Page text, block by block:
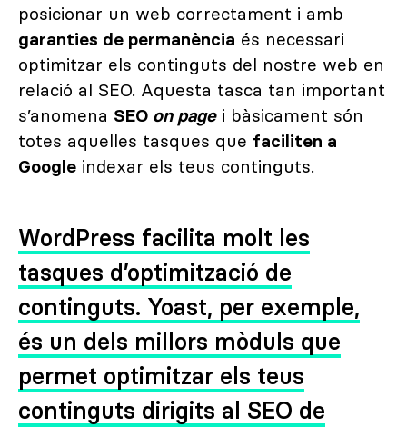
posicionar un web correctament i amb
garanties de permanència és necessari
optimitzar els continguts del nostre web en
relació al SEO. Aquesta tasca tan important
s’anomena SEO on pagei bàsicament són
totes aquelles tasques que faciliten a
Google indexar els teus continguts.
WordPress facilita molt les
tasques d’optimització de
continguts. Yoast, per exemple,
és un dels millors mòduls que
permet optimitzar els teus
continguts dirigits al SEO de